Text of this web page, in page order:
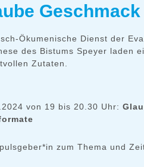
Ökumenische Dienst der
des Bistums Speyer laden
Zutaten.
von 19 bis 20.30 Uhr:
zum Thema und